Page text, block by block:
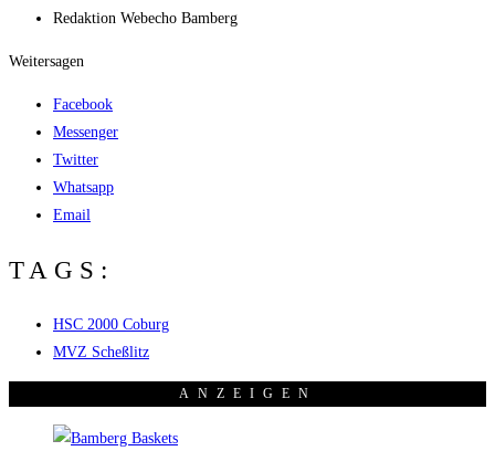
Redak­ti­on Web­echo Bamberg
Weitersagen
Facebook
Messenger
Twitter
Whatsapp
Email
TAGS:
HSC 2000 Coburg
MVZ Scheßlitz
ANZEI­GEN